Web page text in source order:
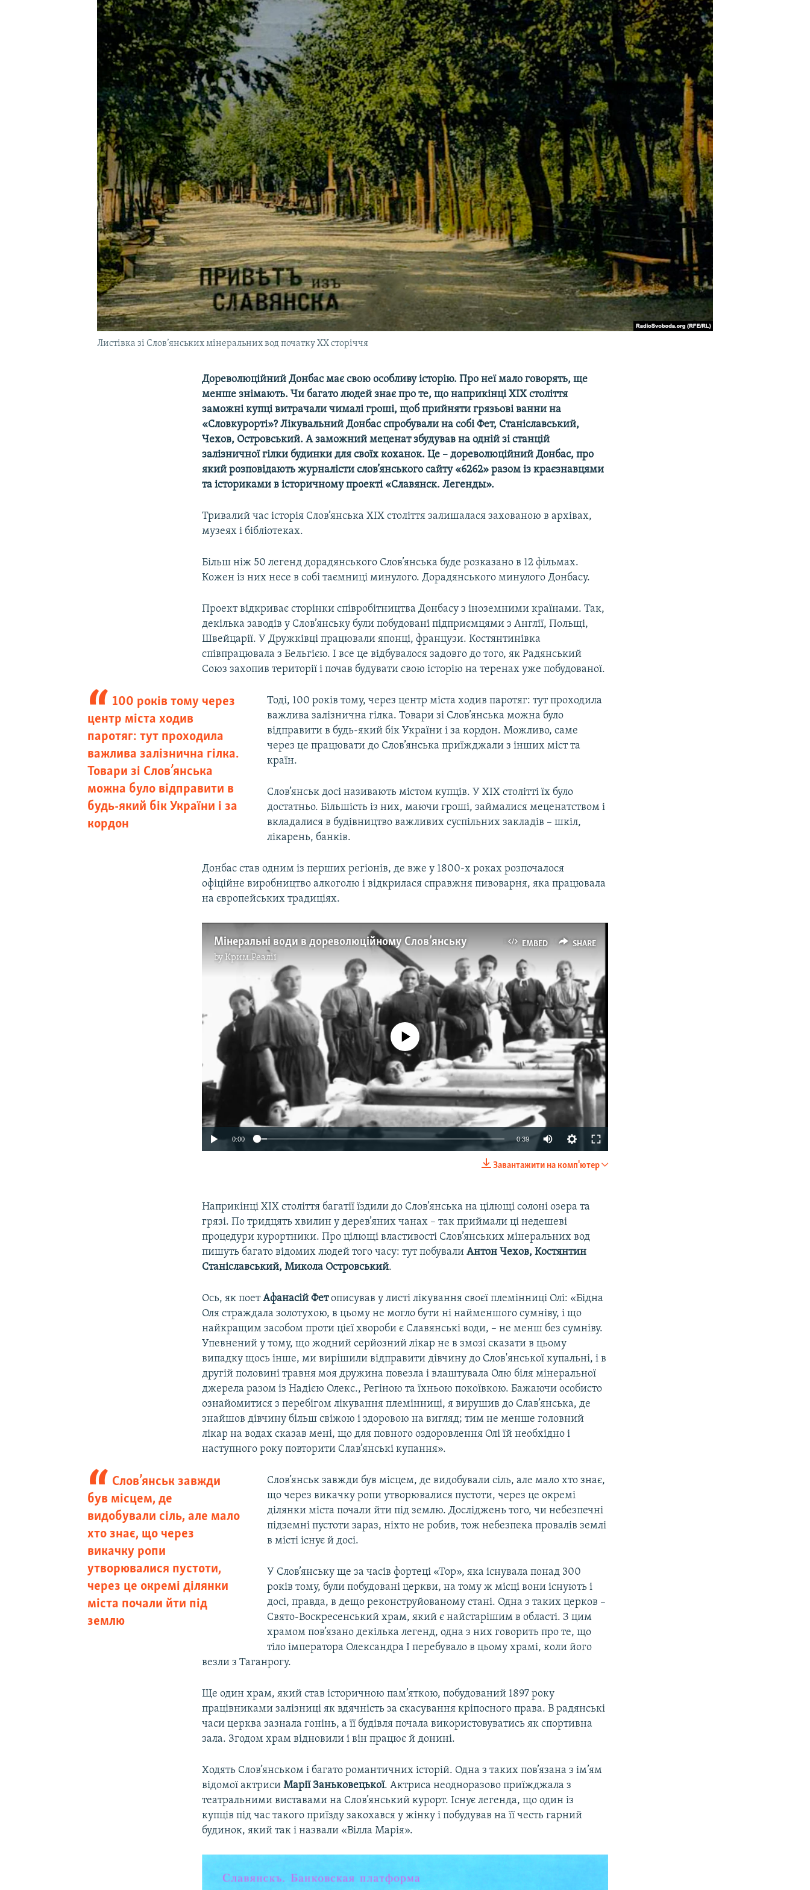
УКРАЇНСЬКА ПРОБЛЕМА КРИМУ
Листівка зі Слов’янських мінеральних вод початку ХХ сторіччя
Дореволюційний Донбас має свою особливу історію. Про неї мало говорять, ще
менше знімають. Чи багато людей знає про те, що наприкінці ХІХ століття
заможні купці витрачали чималі гроші, щоб прийняти грязьові ванни на
«Словкурорті»? Лікувальний Донбас спробували на собі Фет, Станіславський,
Чехов, Островський. А заможний меценат збудував на одній зі станцій
залізничної гілки будинки для своїх коханок. Це – дореволюційний Донбас, про
який розповідають журналісти слов’янського сайту «6262» разом із краєзнавцями
та істориками в історичному проекті «Славянск. Легенды».
Тривалий час історія Слов’янська ХІХ століття залишалася захованою в архівах,
музеях і бібліотеках.
Більш ніж 50 легенд дорадянського Слов’янська буде розказано в 12 фільмах.
Кожен із них несе в собі таємниці минулого. Дорадянського минулого Донбасу.
Проект відкриває сторінки співробітництва Донбасу з іноземними країнами. Так,
декілька заводів у Слов’янську були побудовані підприємцями з Англії, Польщі,
Швейцарії. У Дружківці працювали японці, французи. Костянтинівка
співпрацювала з Бельгією. І все це відбувалося задовго до того, як Радянський
Союз захопив території і почав будувати свою історію на теренах уже побудованої.
100 років тому через
центр міста ходив
паротяг: тут проходила
важлива залізнична гілка.
Товари зі Слов’янська
можна було відправити в
будь-який бік України і за
кордон
Тоді, 100 років тому, через центр міста ходив паротяг: тут проходила
важлива залізнична гілка. Товари зі Слов’янська можна було
відправити в будь-який бік України і за кордон. Можливо, саме
через це працювати до Слов’янська приїжджали з інших міст та
країн.
Слов’янськ досі називають містом купців. У ХІХ столітті їх було
достатньо. Більшість із них, маючи гроші, займалися меценатством і
вкладалися в будівництво важливих суспільних закладів – шкіл,
лікарень, банків.
Донбас став одним із перших регіонів, де вже у 1800-х роках розпочалося
офіційне виробництво алкоголю і відкрилася справжня пивоварня, яка працювала
на європейських традиціях.
EMBED SHARE
Мінеральні води в дореволюційному Слов’янську
byКрим.Реалії
No media source currently available
0:00 0:39
Завантажити на комп'ютер
Наприкінці ХІХ століття багатії їздили до Слов’янська на цілющі солоні озера та
грязі. По тридцять хвилин у дерев’яних чанах – так приймали ці недешеві
процедури курортники. Про цілющі властивості Слов’янських мінеральних вод
пишуть багато відомих людей того часу: тут побувалиАнтон Чехов, Костянтин
Станіславський, Микола Островський.
Ось, як поетАфанасій Фетописував у листі лікування своєї племінниці Олі: «Бідна
Оля страждала золотухою, в цьому не могло бути ні найменшого сумніву, і що
найкращим засобом проти цієї хвороби є Славянські води, – не менш без сумніву.
Упевнений у тому, що жодний серйозний лікар не в змозі сказати в цьому
випадку щось інше, ми вирішили відправити дівчину до Слов'янської купальні, і в
другій половині травня моя дружина повезла і влаштувала Олю біля мінеральної
джерела разом із Надією Олекс., Регіною та їхньою покоївкою. Бажаючи особисто
ознайомитися з перебігом лікування племінниці, я вирушив до Слав’янська, де
знайшов дівчину більш свіжою і здоровою на вигляд; тим не менше головний
лікар на водах сказав мені, що для повного оздоровлення Олі їй необхідно і
наступного року повторити Слав’янські купання».
​Слов’янськ завжди
був місцем, де
видобували сіль, але мало
хто знає, що через
викачку ропи
утворювалися пустоти,
через це окремі ділянки
міста почали йти під
землю
​Слов’янськ завжди був місцем, де видобували сіль, але мало хто знає,
що через викачку ропи утворювалися пустоти, через це окремі
ділянки міста почали йти під землю. Досліджень того, чи небезпечні
підземні пустоти зараз, ніхто не робив, тож небезпека провалів землі
в місті існує й досі.
​У Слов’янську ще за часів фортеці «Тор», яка існувала понад 300
років тому, були побудовані церкви, на тому ж місці вони існують і
досі, правда, в дещо реконструйованому стані. Одна з таких церков –
Свято-Воскресенський храм, який є найстарішим в області. З цим
храмом пов’язано декілька легенд, одна з них говорить про те, що
тіло імператора Олександра І перебувало в цьому храмі, коли його
везли з Таганрогу.
Ще один храм, який став історичною пам’яткою, побудований 1897 року
працівниками залізниці як вдячність за скасування кріпосного права. В радянські
часи церква зазнала гонінь, а її будівля почала використовуватись як спортивна
зала. Згодом храм відновили і він працює й донині.
Ходять Слов’янськом і багато романтичних історій. Одна з таких пов’язана з ім’ям
відомої актрисиМарії Заньковецької. Актриса неодноразово приїжджала з
театральними виставами на Слов’янський курорт. Існує легенда, що один із
купців під час такого приїзду закохався у жінку і побудував на її честь гарний
будинок, який так і назвали «Вілла Марія».